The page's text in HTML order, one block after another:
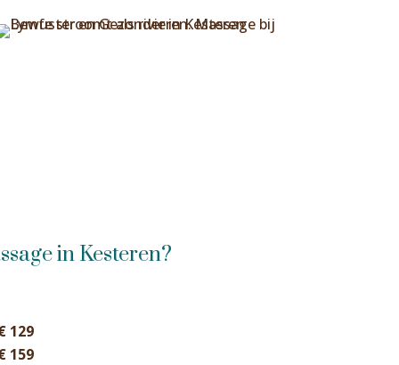
in Kesteren?
129
159